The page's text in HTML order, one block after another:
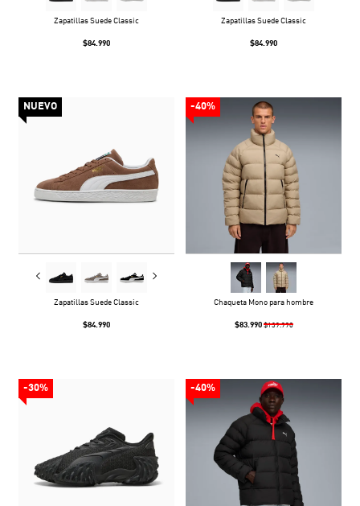
Zapatillas Suede Classic
$84.990
Zapatillas Suede Classic
$84.990
NUEVO
Zapatillas Suede Classic
$84.990
-40%
Chaqueta Mono para hombre
$83.990 $139.990
-30% -40%